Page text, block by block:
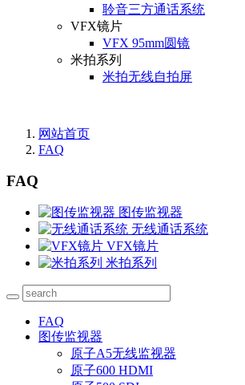
聆音三方通话系统
VFX镜片
VFX 95mm圆镜
米拍系列
米拍无线自拍屏
网站首页
FAQ
FAQ
图传监视器
无线通话系统
VFX镜片
米拍系列
FAQ
图传监视器
原子A5无线监视器
原子600 HDMI